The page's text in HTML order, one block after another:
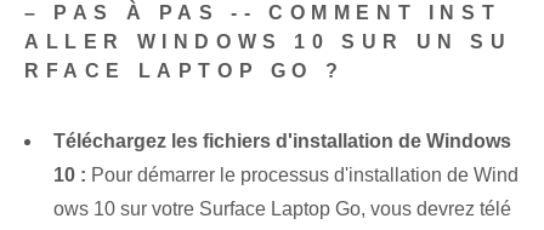
– PAS À PAS -- COMMENT INST
ALLER WINDOWS 10 SUR UN SU
RFACE LAPTOP GO ?
Téléchargez les fichiers d'installation de Windows
10 : Pour démarrer le processus d'installation de Wind
ows 10 sur votre Surface Laptop Go, vous devrez télé